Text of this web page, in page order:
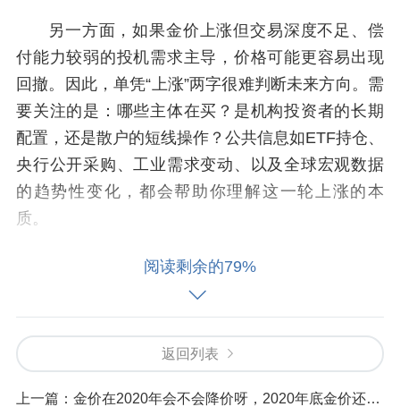
另一方面，如果金价上涨但交易深度不足、偿
付能力较弱的投机需求主导，价格可能更容易出现
回撤。因此，单凭“上涨”两字很难判断未来方向。需
要关注的是：哪些主体在买？是机构投资者的长期
配置，还是散户的短线操作？公共信息如ETF持仓、
央行公开采购、工业需求变动、以及全球宏观数据
的趋势性变化，都会帮助你理解这一轮上涨的本
质。
小标题2背后的驱动因素：宏观、地缘、资金面
宏观层面，通胀压力和实际利率的走向往往决定了
黄金的避险属性。若实际利率走低、通胀预期持续
抬升，黄金往往具备更强的吸引力；反之，若利率
预期回暖、经济活动恢复，资金可能转向其他资
产。地缘因素也时常成为金价波动的重要催化剂：
阅读剩余的79%
返回列表
上一篇： 金价在2020年会不会降价呀，2020年底金价还会涨价吗